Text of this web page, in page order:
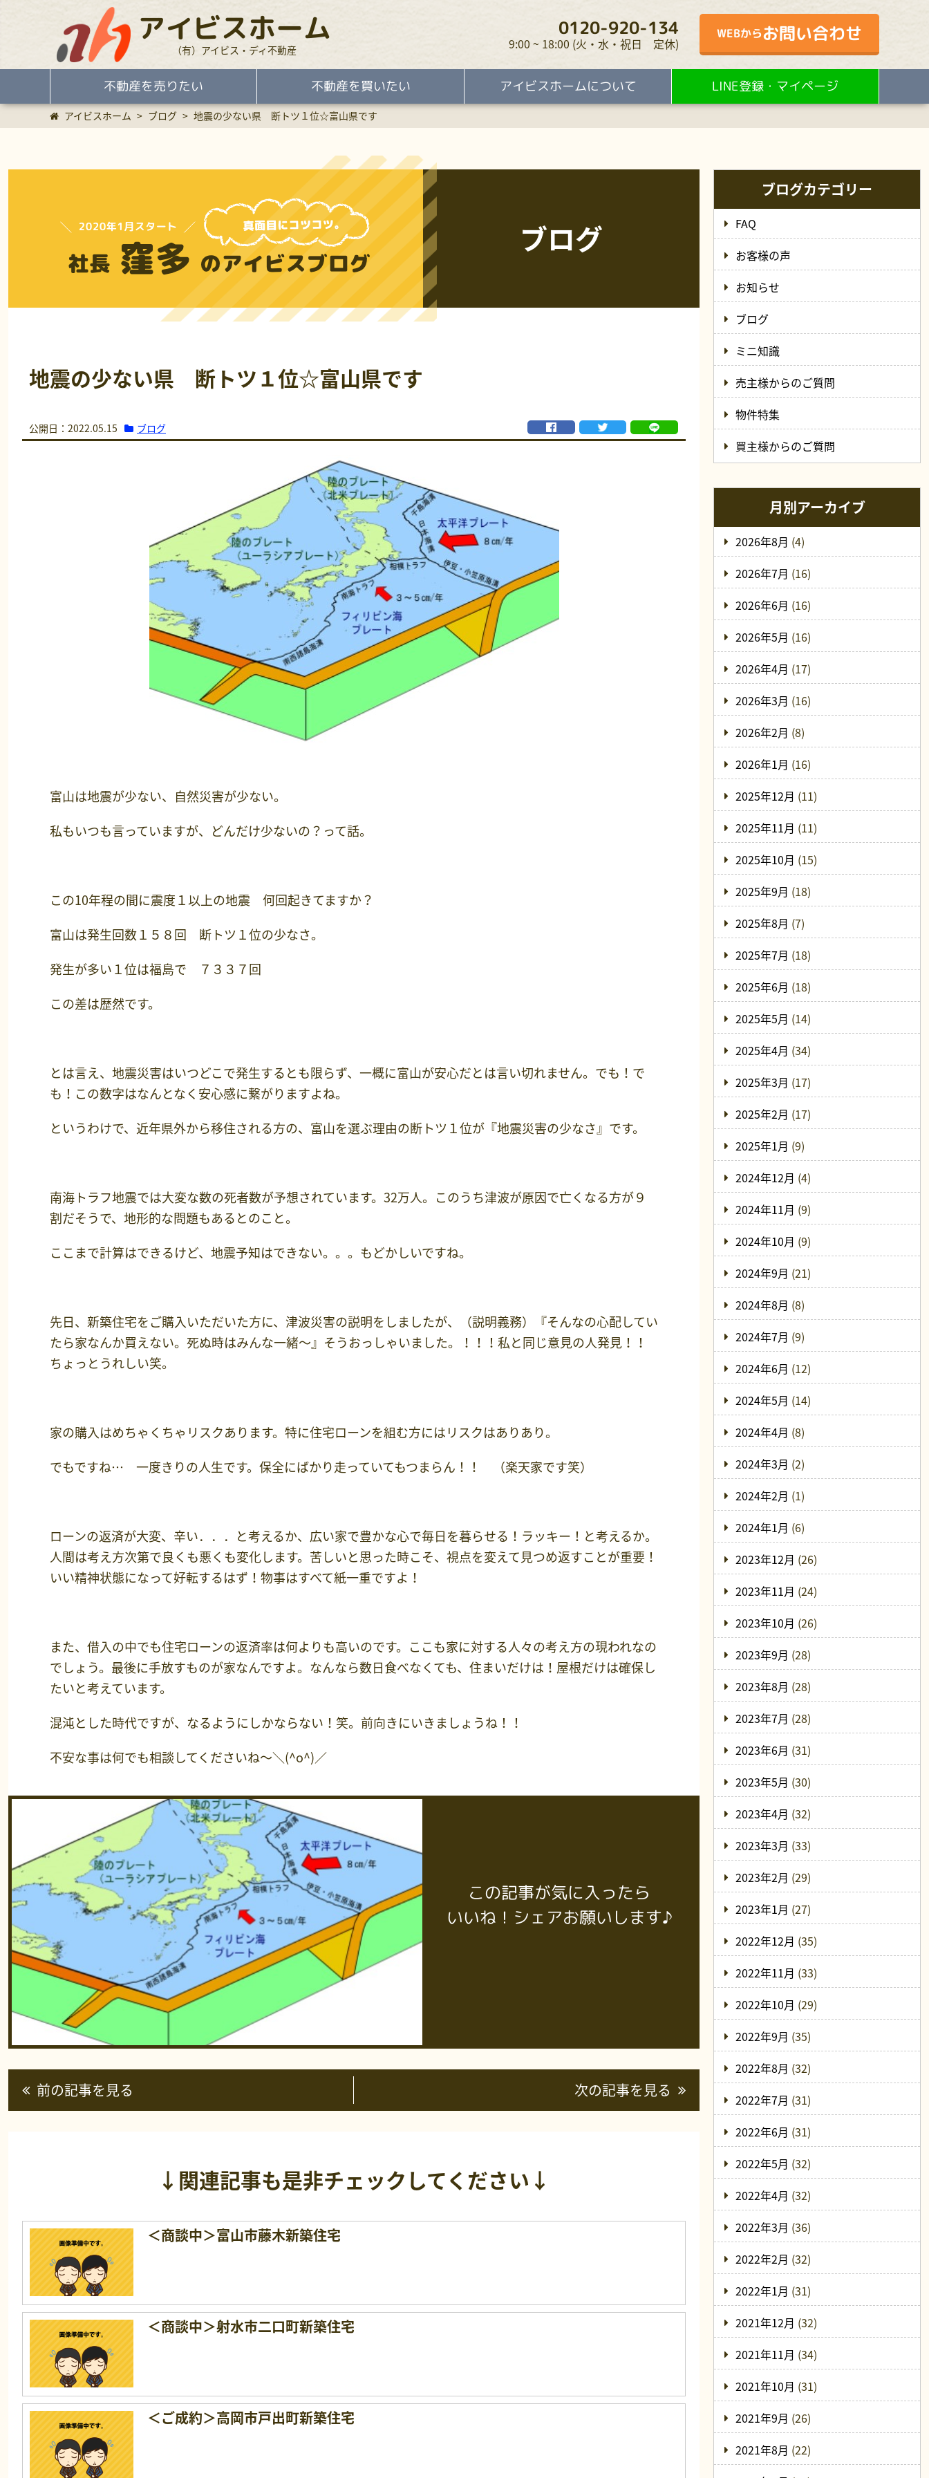
アイビスホーム
（有）アイビス・ディ不動産
0120-920-134
9:00 ~ 18:00 (火・水・祝日 定休)
WEBからお問い合わせ
不動産を売りたい 不動産を買いたい アイビスホームについて LINE登録・マイページ
アイビスホーム > ブログ > 地震の少ない県 断トツ１位☆富山県です
ブログ
地震の少ない県 断トツ１位☆富山県です
公開日：2022.05.15 ブログ
富山は地震が少ない、自然災害が少ない。
私もいつも言っていますが、どんだけ少ないの？って話。
この10年程の間に震度１以上の地震 何回起きてますか？
富山は発生回数１５８回 断トツ１位の少なさ。
発生が多い１位は福島で ７３３７回
この差は歴然です。
とは言え、地震災害はいつどこで発生するとも限らず、一概に富山が安心だとは言い切れません。でも！で
も！この数字はなんとなく安心感に繋がりますよね。
というわけで、近年県外から移住される方の、富山を選ぶ理由の断トツ１位が『地震災害の少なさ』です。
南海トラフ地震では大変な数の死者数が予想されています。32万人。このうち津波が原因で亡くなる方が９
割だそうで、地形的な問題もあるとのこと。
ここまで計算はできるけど、地震予知はできない。。。もどかしいですね。
先日、新築住宅をご購入いただいた方に、津波災害の説明をしましたが、（説明義務）『そんなの心配してい
たら家なんか買えない。死ぬ時はみんな一緒～』そうおっしゃいました。！！！私と同じ意見の人発見！！
ちょっとうれしい笑。
家の購入はめちゃくちゃリスクあります。特に住宅ローンを組む方にはリスクはありあり。
でもですね… 一度きりの人生です。保全にばかり走っていてもつまらん！！ （楽天家です笑）
ローンの返済が大変、辛い．．．と考えるか、広い家で豊かな心で毎日を暮らせる！ラッキー！と考えるか。
人間は考え方次第で良くも悪くも変化します。苦しいと思った時こそ、視点を変えて見つめ返すことが重要！
いい精神状態になって好転するはず！物事はすべて紙一重ですよ！
また、借入の中でも住宅ローンの返済率は何よりも高いのです。ここも家に対する人々の考え方の現われなの
でしょう。最後に手放すものが家なんですよ。なんなら数日食べなくても、住まいだけは！屋根だけは確保し
たいと考えています。
混沌とした時代ですが、なるようにしかならない！笑。前向きにいきましょうね！！
不安な事は何でも相談してくださいね～＼(^o^)／
この記事が気に入ったら
いいね！シェアお願いします♪
前の記事を見る 次の記事を見る
↓関連記事も是非チェックしてください↓
＜商談中＞富山市藤木新築住宅
＜商談中＞射水市二口町新築住宅
＜ご成約＞高岡市戸出町新築住宅
ブログカテゴリー
FAQ
お客様の声
お知らせ
ブログ
ミニ知識
売主様からのご質問
物件特集
買主様からのご質問
月別アーカイブ
2026年8月 (4)
2026年7月 (16)
2026年6月 (16)
2026年5月 (16)
2026年4月 (17)
2026年3月 (16)
2026年2月 (8)
2026年1月 (16)
2025年12月 (11)
2025年11月 (11)
2025年10月 (15)
2025年9月 (18)
2025年8月 (7)
2025年7月 (18)
2025年6月 (18)
2025年5月 (14)
2025年4月 (34)
2025年3月 (17)
2025年2月 (17)
2025年1月 (9)
2024年12月 (4)
2024年11月 (9)
2024年10月 (9)
2024年9月 (21)
2024年8月 (8)
2024年7月 (9)
2024年6月 (12)
2024年5月 (14)
2024年4月 (8)
2024年3月 (2)
2024年2月 (1)
2024年1月 (6)
2023年12月 (26)
2023年11月 (24)
2023年10月 (26)
2023年9月 (28)
2023年8月 (28)
2023年7月 (28)
2023年6月 (31)
2023年5月 (30)
2023年4月 (32)
2023年3月 (33)
2023年2月 (29)
2023年1月 (27)
2022年12月 (35)
2022年11月 (33)
2022年10月 (29)
2022年9月 (35)
2022年8月 (32)
2022年7月 (31)
2022年6月 (31)
2022年5月 (32)
2022年4月 (32)
2022年3月 (36)
2022年2月 (32)
2022年1月 (31)
2021年12月 (32)
2021年11月 (34)
2021年10月 (31)
2021年9月 (26)
2021年8月 (22)